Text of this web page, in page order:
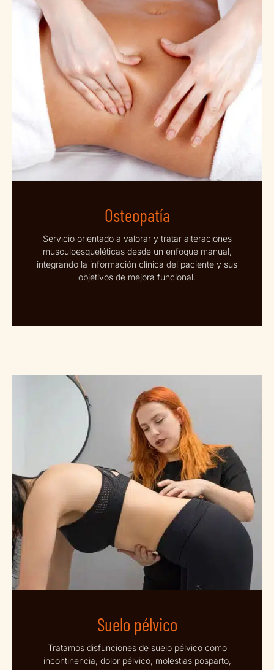
Osteopatía
Servicio orientado a valorar y tratar alteraciones
musculoesqueléticas desde un enfoque manual,
integrando la información clínica del paciente y sus
objetivos de mejora funcional.
Suelo pélvico
Tratamos disfunciones de suelo pélvico como
incontinencia, dolor pélvico, molestias posparto,